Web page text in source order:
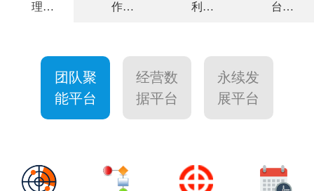
理
作
利
台
团队聚
能平台
经营数
据平台
永续发
展平台